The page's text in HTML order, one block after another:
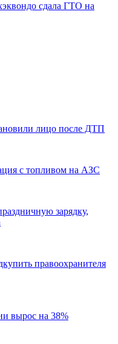
сдала ГТО на
лицо после ДТП
с топливом на АЗС
зарядку,
правоохранителя
вырос на 38%